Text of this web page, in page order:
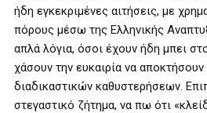
ήδη εγκεκριμένες αιτήσεις, με
πόρους μέσω της Ελληνικής
απλά λόγια, όσοι έχουν ήδη μπει
χάσουν την ευκαιρία να
διαδικαστικών καθυστερήσεων.
στεγαστικό ζήτημα, να πω ότι